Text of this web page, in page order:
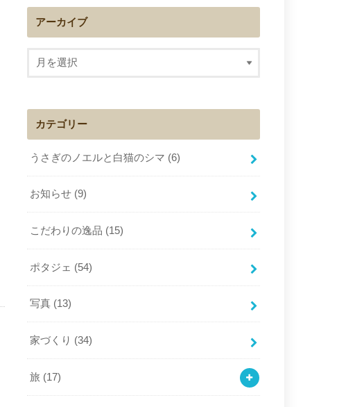
アーカイブ
カテゴリー
うさぎのノエルと白猫のシマ (6)
お知らせ (9)
こだわりの逸品 (15)
ポタジェ (54)
写真 (13)
家づくり (34)
旅 (17)